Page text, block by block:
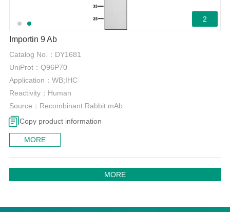
2
Importin 9 Ab
Catalog No.： DY1681
UniProt： Q96P70
Application： WB;IHC
Reactivity： Human
Source： Recombinant Rabbit mAb
Copy product information
MORE